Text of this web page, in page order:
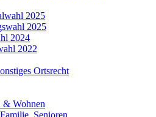
2025
2025
2024
2022
Ortsrecht
& Wohnen